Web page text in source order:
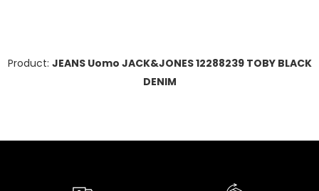
Product: JEANS Uomo JACK&JONES 12288239 TOBY BLACK
DENIM